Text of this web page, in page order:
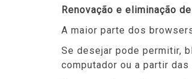
Renovação e eliminação
A maior parte dos
Se desejar pode permitir,
computador ou a partir